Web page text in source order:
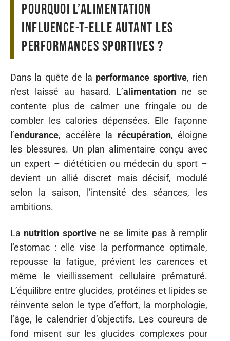
Pourquoi l’alimentation
influence-t-elle autant les
performances sportives ?
Dans la quête de la performance sportive, rien
n’est laissé au hasard. L’alimentation ne se
contente plus de calmer une fringale ou de
combler les calories dépensées. Elle façonne
l’endurance, accélère la récupération, éloigne
les blessures. Un plan alimentaire conçu avec
un expert – diététicien ou médecin du sport –
devient un allié discret mais décisif, modulé
selon la saison, l’intensité des séances, les
ambitions.
La nutrition sportivene se limite pas à remplir
l’estomac : elle vise la performance optimale,
repousse la fatigue, prévient les carences et
même le vieillissement cellulaire prématuré.
L’équilibre entre glucides, protéines et lipides se
réinvente selon le type d’effort, la morphologie,
l’âge, le calendrier d’objectifs. Les coureurs de
fond misent sur les glucides complexes pour